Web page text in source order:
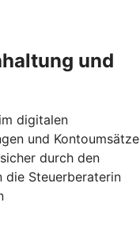
und
digitalen
und Kontoumsätze
durch den
Steuerberaterin